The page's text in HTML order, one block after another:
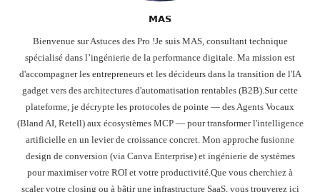
𝗠𝗔𝗦
Bienvenue sur Astuces des Pro !Je suis MAS, consultant technique
spécialisé dans l’ingénierie de la performance digitale. Ma mission est
d'accompagner les entrepreneurs et les décideurs dans la transition de l'IA
gadget vers des architectures d'automatisation rentables (B2B).Sur cette
plateforme, je décrypte les protocoles de pointe — des Agents Vocaux
(Bland AI, Retell) aux écosystèmes MCP — pour transformer l'intelligence
artificielle en un levier de croissance concret. Mon approche fusionne
design de conversion (via Canva Enterprise) et ingénierie de systèmes
pour maximiser votre ROI et votre productivité.Que vous cherchiez à
scaler votre closing ou à bâtir une infrastructure SaaS, vous trouverez ici